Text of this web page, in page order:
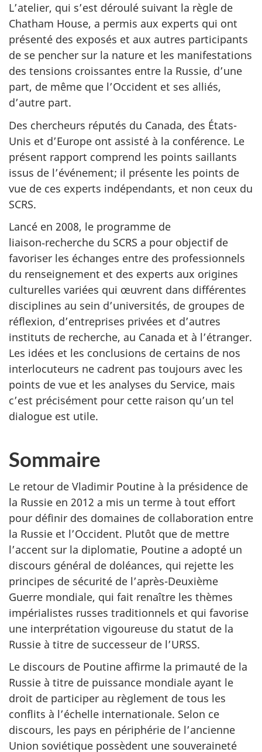
L’atelier, qui s’est déroulé suivant la règle de
Chatham House, a permis aux experts qui ont
présenté des exposés et aux autres participants
de se pencher sur la nature et les manifestations
des tensions croissantes entre la Russie, d’une
part, de même que l’Occident et ses alliés,
d’autre part.
Des chercheurs réputés du Canada, des États-
Unis et d’Europe ont assisté à la conférence. Le
présent rapport comprend les points saillants
issus de l’événement; il présente les points de
vue de ces experts indépendants, et non ceux du
SCRS.
Lancé en 2008, le programme de
liaison‑recherche du SCRS a pour objectif de
favoriser les échanges entre des professionnels
du renseignement et des experts aux origines
culturelles variées qui œuvrent dans différentes
disciplines au sein d’universités, de groupes de
réflexion, d’entreprises privées et d’autres
instituts de recherche, au Canada et à l’étranger.
Les idées et les conclusions de certains de nos
interlocuteurs ne cadrent pas toujours avec les
points de vue et les analyses du Service, mais
c’est précisément pour cette raison qu’un tel
dialogue est utile.
Sommaire
Le retour de Vladimir Poutine à la présidence de
la Russie en 2012 a mis un terme à tout effort
pour définir des domaines de collaboration entre
la Russie et l’Occident. Plutôt que de mettre
l’accent sur la diplomatie, Poutine a adopté un
discours général de doléances, qui rejette les
principes de sécurité de l’après-Deuxième
Guerre mondiale, qui fait renaître les thèmes
impérialistes russes traditionnels et qui favorise
une interprétation vigoureuse du statut de la
Russie à titre de successeur de l’URSS.
Le discours de Poutine affirme la primauté de la
Russie à titre de puissance mondiale ayant le
droit de participer au règlement de tous les
conflits à l’échelle internationale. Selon ce
discours, les pays en périphérie de l’ancienne
Union soviétique possèdent une souveraineté